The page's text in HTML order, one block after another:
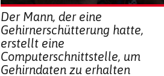
Der Mann, der eine
Gehirnerschütterung hatte,
erstellt eine
Computerschnittstelle, um
Gehirndaten zu erhalten